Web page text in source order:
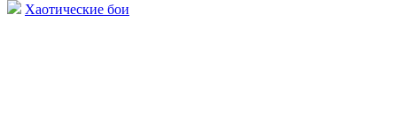
Хаотические бои